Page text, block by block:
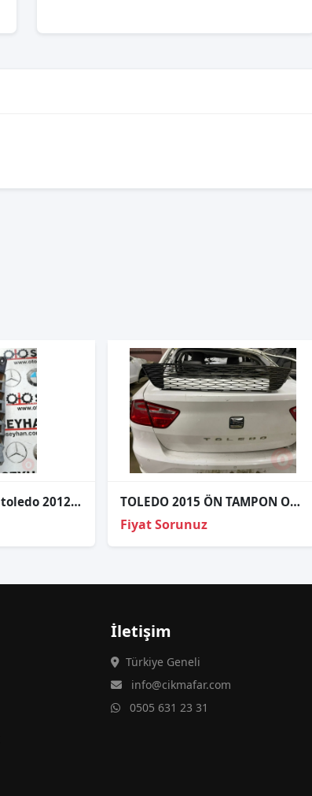
6JH807394A seat toledo 2012-19 sağ arka tampon braketi TOLEDO 2015 ÖN TAMPON ORTA IZGARA ORJİNAL ÇIKMA PARÇA
Fiyat Sorunuz
İletişim
Türkiye Geneli
info@cikmafar.com
0505 631 23 31